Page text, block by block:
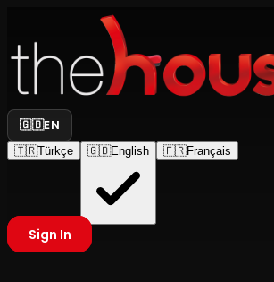
🇬🇧EN
🇹🇷Türkçe 🇬🇧English 🇫🇷Français
Sign In